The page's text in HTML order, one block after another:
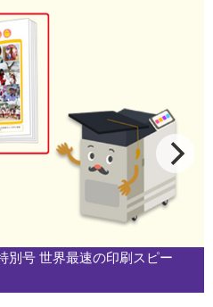
別号 世界最速の印刷スピー